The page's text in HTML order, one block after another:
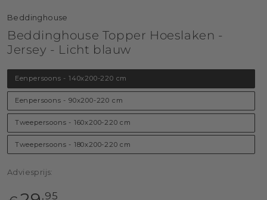
Beddinghouse
Beddinghouse Topper Hoeslaken -
Jersey - Licht blauw
Eenpersoons - 140x200-220 cm
Eenpersoons - 90x200-220 cm
Tweepersoons - 160x200-220 cm
Tweepersoons - 180x200-220 cm
Adviesprijs:
Reguliere ,95